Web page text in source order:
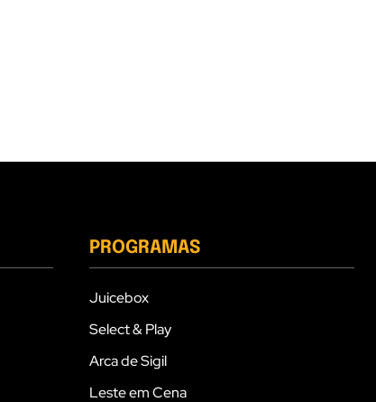
PROGRAMAS
Juicebox
Select & Play
Arca de Sigil
Leste em Cena